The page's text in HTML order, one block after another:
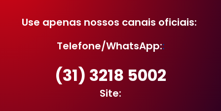
Use apenas nossos canais oficiais:
Telefone/WhatsApp::
(31) 3218 5002
Site: